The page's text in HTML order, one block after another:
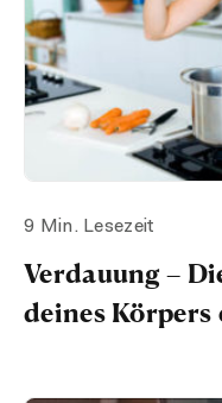
Verdauung –
deines
9 Min. Lesezeit